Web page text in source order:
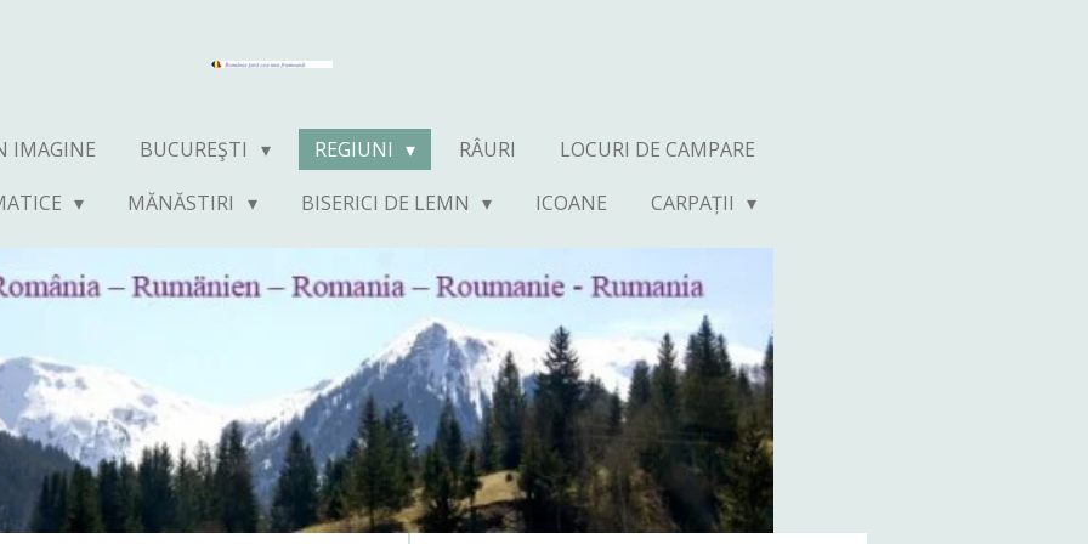
IMAGINE BUCUREŞTI REGIUNI RÂURI
LOCURI DE CAMPARE
MĂNĂSTIRI BISERICI DE LEMN ICOANE CARPAȚII